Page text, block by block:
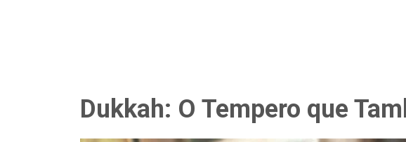
Dukkah: O Tempero que